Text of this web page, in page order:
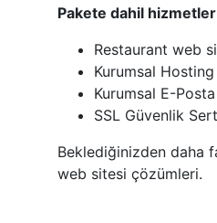
Pakete dahil hizmetler
Restaurant web
Kurumsal Hosting
Kurumsal E-
SSL Güvenlik
Beklediğinizden daha
web sitesi çözümleri.